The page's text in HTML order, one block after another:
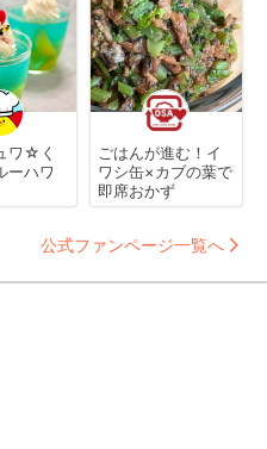
ワ☆く
ーハワ
ごはんが進む！イ
ワシ缶×カブの葉で
即席おかず
公式ファンページ一覧へ